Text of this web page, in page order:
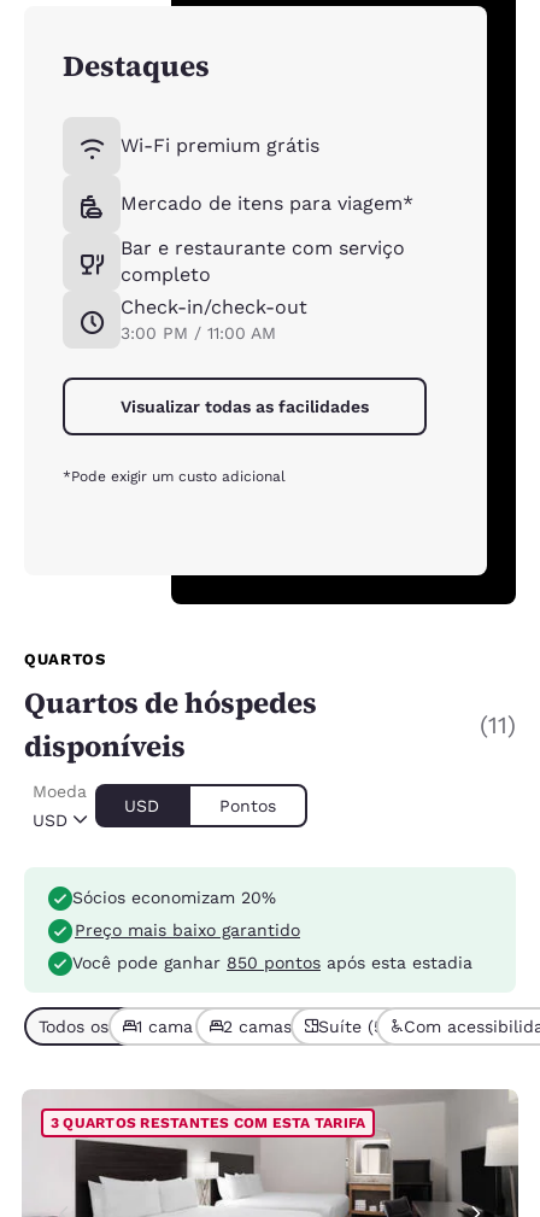
Destaques
Wi-Fi premium grátis
Mercado de itens para viagem*
Bar e restaurante com serviço
completo
Check-in/check-out
3:00 PM / 11:00 AM
Visualizar todas as facilidades
*Pode exigir um custo adicional
QUARTOS
Quartos de hóspedes
disponíveis
(11)
USD
Moeda
USD Pontos
Sócios economizam 20%
Preço mais baixo garantido
Você pode ganhar 850 pontos após esta estadia
Todos os tipos de quarto (11)
1 cama (7)2 camas ou mais (4)
Suíte (5) Com
3 QUARTOS RESTANTES COM ESTA TARIFA